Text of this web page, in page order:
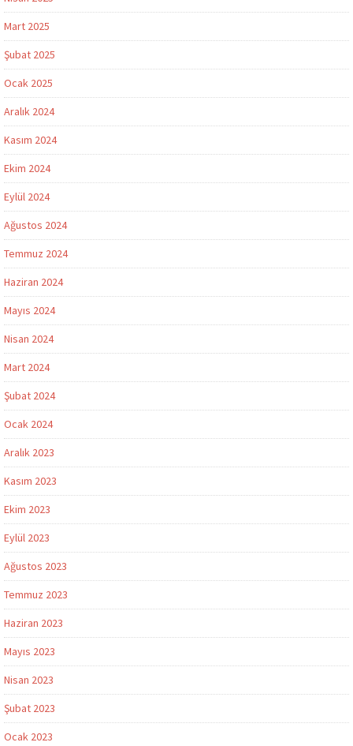
Mart 2025
Şubat 2025
Ocak 2025
Aralık 2024
Kasım 2024
Ekim 2024
Eylül 2024
Ağustos 2024
Temmuz 2024
Haziran 2024
Mayıs 2024
Nisan 2024
Mart 2024
Şubat 2024
Ocak 2024
Aralık 2023
Kasım 2023
Ekim 2023
Eylül 2023
Ağustos 2023
Temmuz 2023
Haziran 2023
Mayıs 2023
Nisan 2023
Şubat 2023
Ocak 2023